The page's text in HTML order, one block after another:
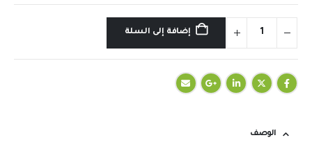
إضافة إلى السلة
الوصف